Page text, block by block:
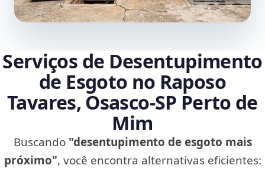
Serviços de Desentupimento
de Esgoto no Raposo
Tavares, Osasco‑SP Perto de
Mim
Buscando "desentupimento de esgoto mais
próximo", você encontra alternativas eficientes: